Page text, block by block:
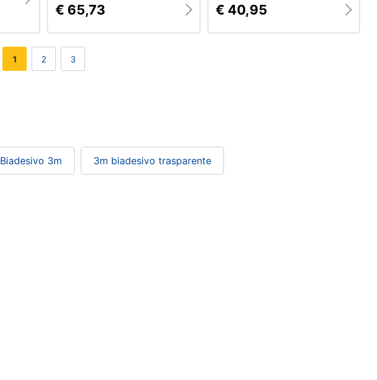
Led Impermeabile Spessore
1mm Pe-foam Core
€ 65,73 € 40,95
1 2 3
Biadesivo 3m 3m biadesivo trasparente